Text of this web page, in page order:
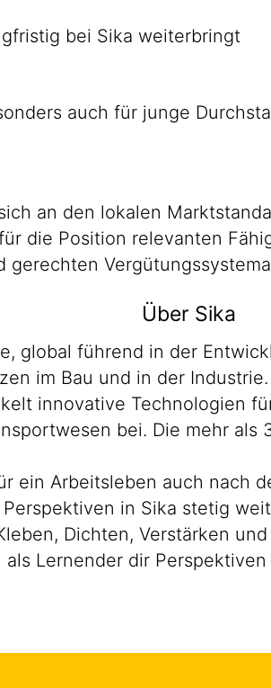
bei Sika weiterbringt
auch für junge
an den lokalen
die Position relevanten
Über Sika
global führend in der
im Bau und in der
innovative Technologien
bei. Die mehr
ein Arbeitsleben auch nach
in Sika stetig
Dichten, Verstärken
Lernender dir